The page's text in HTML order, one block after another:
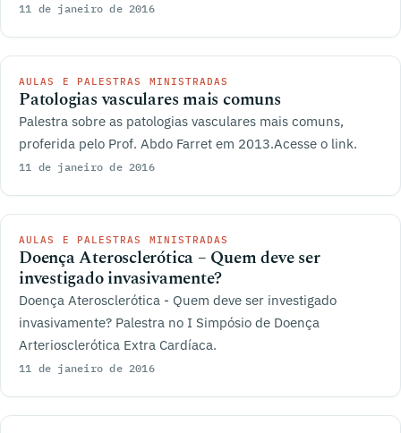
11 de janeiro de 2016
AULAS E PALESTRAS MINISTRADAS
Patologias vasculares mais comuns
Palestra sobre as patologias vasculares mais comuns,
proferida pelo Prof. Abdo Farret em 2013.Acesse o link.
11 de janeiro de 2016
AULAS E PALESTRAS MINISTRADAS
Doença Aterosclerótica – Quem deve ser
investigado invasivamente?
Doença Aterosclerótica - Quem deve ser investigado
invasivamente? Palestra no I Simpósio de Doença
Arteriosclerótica Extra Cardíaca.
11 de janeiro de 2016